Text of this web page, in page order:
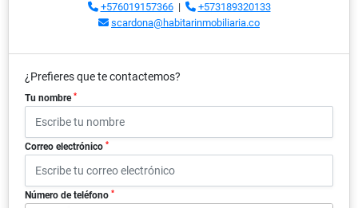
+576019157366|
+573189320133
scardona@habitarinmobiliaria.co
¿Prefieres que te contactemos?
Tu nombre *
Correo electrónico *
Número de teléfono *